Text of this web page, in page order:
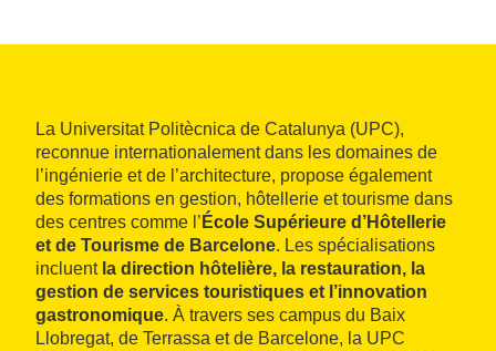
La Universitat Politècnica de Catalunya (UPC),
reconnue internationalement dans les domaines de
l’ingénierie et de l’architecture, propose également
des formations en gestion, hôtellerie et tourisme dans
des centres comme l’ École Supérieure d’Hôtellerie
et de Tourisme de Barcelone. Les spécialisations
incluent la direction hôtelière, la restauration, la
gestion de services touristiques et l’innovation
gastronomique. À travers ses campus du Baix
Llobregat, de Terrassa et de Barcelone, la UPC